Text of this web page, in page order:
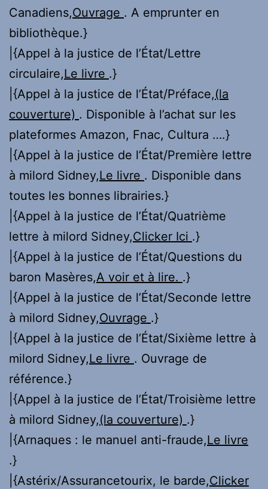
Canadiens,Ouvrage . A emprunter en
bibliothèque.}
|{Appel à la justice de l’État/Lettre
circulaire,Le livre .}
|{Appel à la justice de l’État/Préface,(la
couverture) . Disponible à l’achat sur les
plateformes Amazon, Fnac, Cultura ….}
|{Appel à la justice de l’État/Première lettre
à milord Sidney,Le livre . Disponible dans
toutes les bonnes librairies.}
|{Appel à la justice de l’État/Quatrième
lettre à milord Sidney,Clicker Ici .}
|{Appel à la justice de l’État/Questions du
baron Masères,A voir et à lire. .}
|{Appel à la justice de l’État/Seconde lettre
à milord Sidney,Ouvrage .}
|{Appel à la justice de l’État/Sixième lettre à
milord Sidney,Le livre . Ouvrage de
référence.}
|{Appel à la justice de l’État/Troisième lettre
à milord Sidney,(la couverture) .}
|{Arnaques : le manuel anti-fraude,Le livre
.}
|{Astérix/Assurancetourix, le barde,Clicker